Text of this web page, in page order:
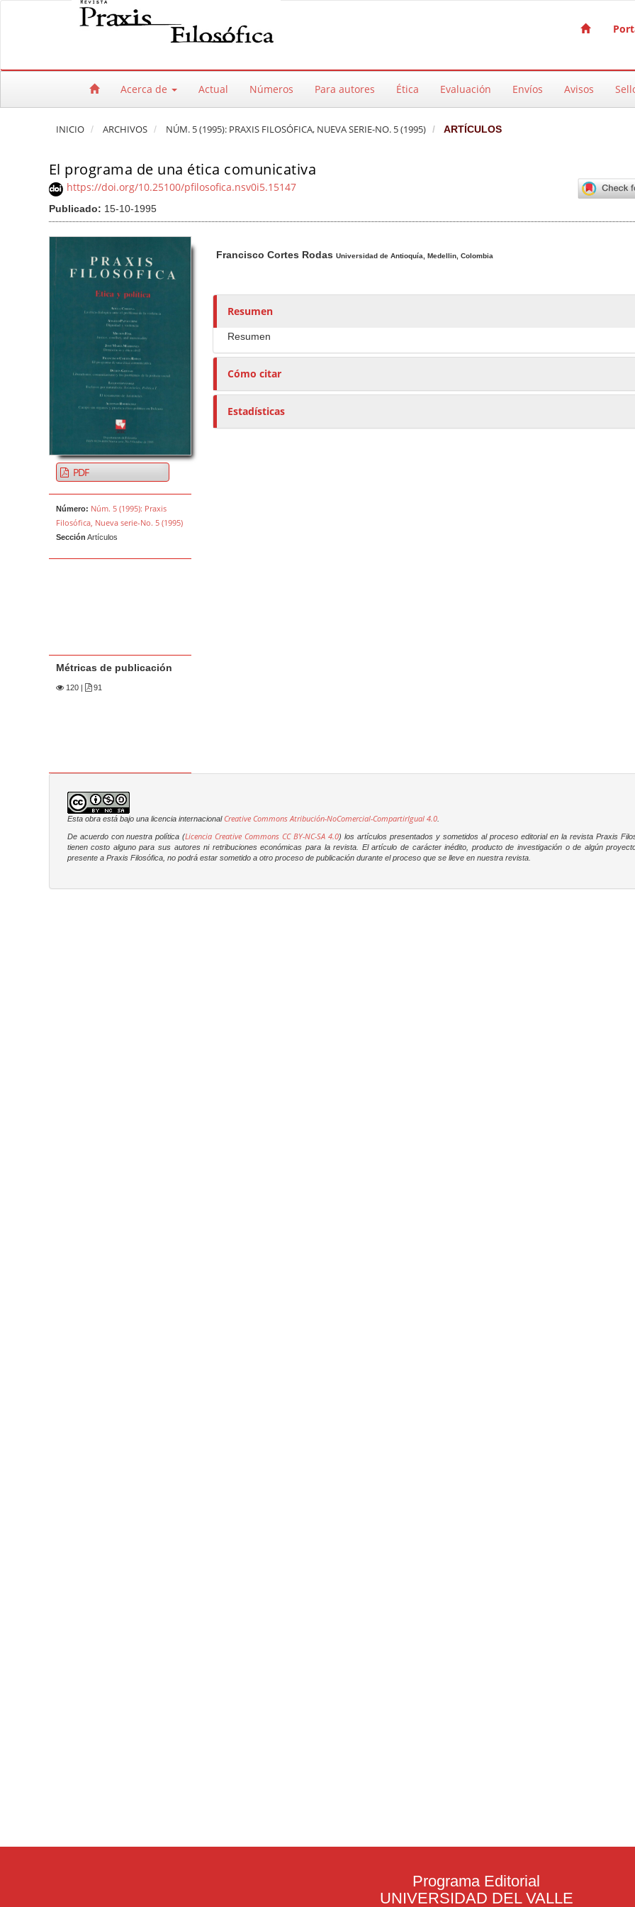
Salto rápido al contenido de la página
Navegación principal
Acerca de Actual Números Para autores Ética Evaluación Envíos Avisos
INICIO ARCHIVOS NÚM. 5 (1995): PRAXIS FILOSÓFICA, NUEVA SERIE-NO. 5 (1995) ARTÍCULOS
El programa de una ética comunicativa
https://doi.org/10.25100/pfilosofica.nsv0i5.15147
Publicado: 15-10-1995
Barra lateral del artículo
PDF
Número: Núm. 5 (1995): Praxis
Filosófica, Nueva serie-No. 5 (1995)
Sección Artículos
Métricas de publicación
120| 91
u
o
e
/
s
Francisco Cortes Rodas Universidad de Antioquía, Medellin, Colombia
Resumen
Resumen
Cómo citar
Estadísticas
Esta obra está bajo una licencia internacional Creative Commons Atribución-NoComercial-CompartirIgual 4.0.
De acuerdo con nuestra política (Licencia Creative Commons CC BY-NC-SA 4.0) los artículos presentados y sometidos al proceso editorial en la revista Praxis
tienen costo alguno para sus autores ni retribuciones económicas para la revista. El artículo de carácter inédito, producto de investigación o de algún
presente a Praxis Filosófica, no podrá estar sometido a otro proceso de publicación durante el proceso que se lleve en nuestra revista.
Programa Editorial
UNIVERSIDAD DEL VALLE